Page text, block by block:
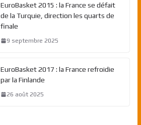
EuroBasket 2015 : la France se défait
de la Turquie, direction les quarts de
finale
9 septembre 2025
EuroBasket 2017 : la France refroidie
par la Finlande
26 août 2025